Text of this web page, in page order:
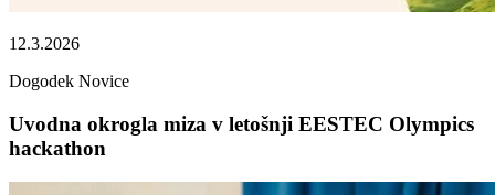
12.3.2026
Dogodek Novice
Uvodna okrogla miza v letošnji EESTEC Olympics
hackathon